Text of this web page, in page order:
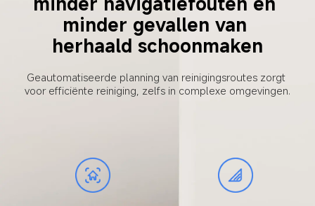
minder gevallen van
herhaald schoonmaken
Geautomatiseerde planning van reinigingsroutes zorgt
voor efficiënte reiniging, zelfs in complexe omgevingen.